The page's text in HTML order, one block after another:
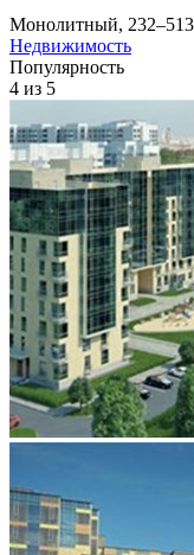
Монолитный,
Недвижимость
Популярность
4 из 5